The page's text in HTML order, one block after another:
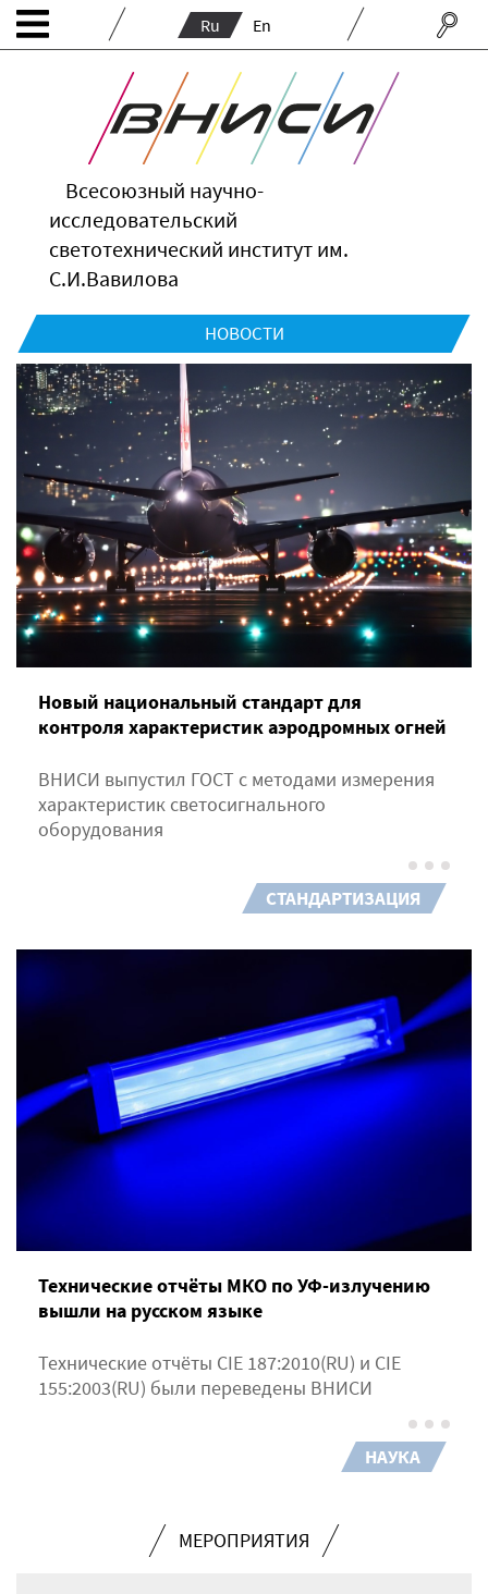
Ru En
Всесоюзный научно-
исследовательский
светотехнический институт им.
С.И.Вавилова
НОВОСТИ
Новый национальный стандарт для
контроля характеристик аэродромных огней
ВНИСИ выпустил ГОСТ с методами измерения
характеристик светосигнального
оборудования
СТАНДАРТИЗАЦИЯ
Технические отчёты МКО по УФ-излучению
вышли на русском языке
Технические отчёты CIE 187:2010(RU) и CIE
155:2003(RU) были переведены ВНИСИ
НАУКА
МЕРОПРИЯТИЯ